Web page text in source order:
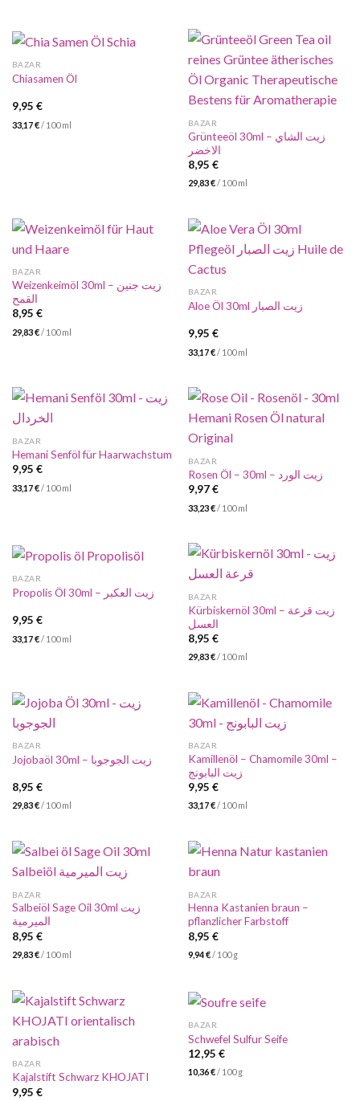
BAZAR
Chiasamen Öl
9,95 €
33,17€/ 100 ml BAZAR
Grünteeöl 30ml – زيت الشاي
الاخضر
8,95 €
29,83€/ 100 ml
BAZAR
Weizenkeimöl 30ml – زيت جنين
القمح
8,95 €
29,83€/ 100 ml
BAZAR
Aloe Öl 30ml زيت الصبار
9,95 €
33,17€/ 100 ml
BAZAR
Hemani Senföl für Haarwachstum
9,95 €
33,17€/ 100 ml
BAZAR
Rosen Öl – 30ml – زيت الورد
9,97€
33,23€/ 100 ml
BAZAR
Propolis Öl 30ml – زيت العكبر
9,95 €
33,17€/ 100 ml
BAZAR
Kürbiskernöl 30ml – زيت قرعة
العسل
8,95 €
29,83€/ 100 ml
BAZAR
Jojobaöl 30ml – زيت الجوجوبا
8,95 €
29,83€/ 100 ml
BAZAR
Kamillenöl – Chamomile 30ml –
زيت البابونج
9,95 €
33,17€/ 100 ml
BAZAR
Salbeiöl Sage Oil 30ml زيت
الميرمية
8,95 €
29,83€/ 100 ml
BAZAR
Henna Kastanien braun –
pflanzlicher Farbstoff
8,95 €
9,94€/ 100 g
BAZAR
Kajalstift Schwarz KHOJATI
9,95 €
BAZAR
Schwefel Sulfur Seife
12,95 €
10,36€/ 100 g